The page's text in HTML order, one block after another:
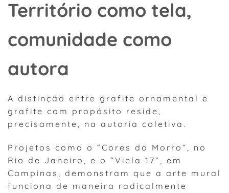
Território como tela,
comunidade como
autora
A distinção entre grafite ornamental e
grafite com propósito reside,
precisamente, na autoria coletiva.
Projetos como o “Cores do Morro”, no
Rio de Janeiro, e o “Viela 17”, em
Campinas, demonstram que a arte mural
funciona de maneira radicalmente